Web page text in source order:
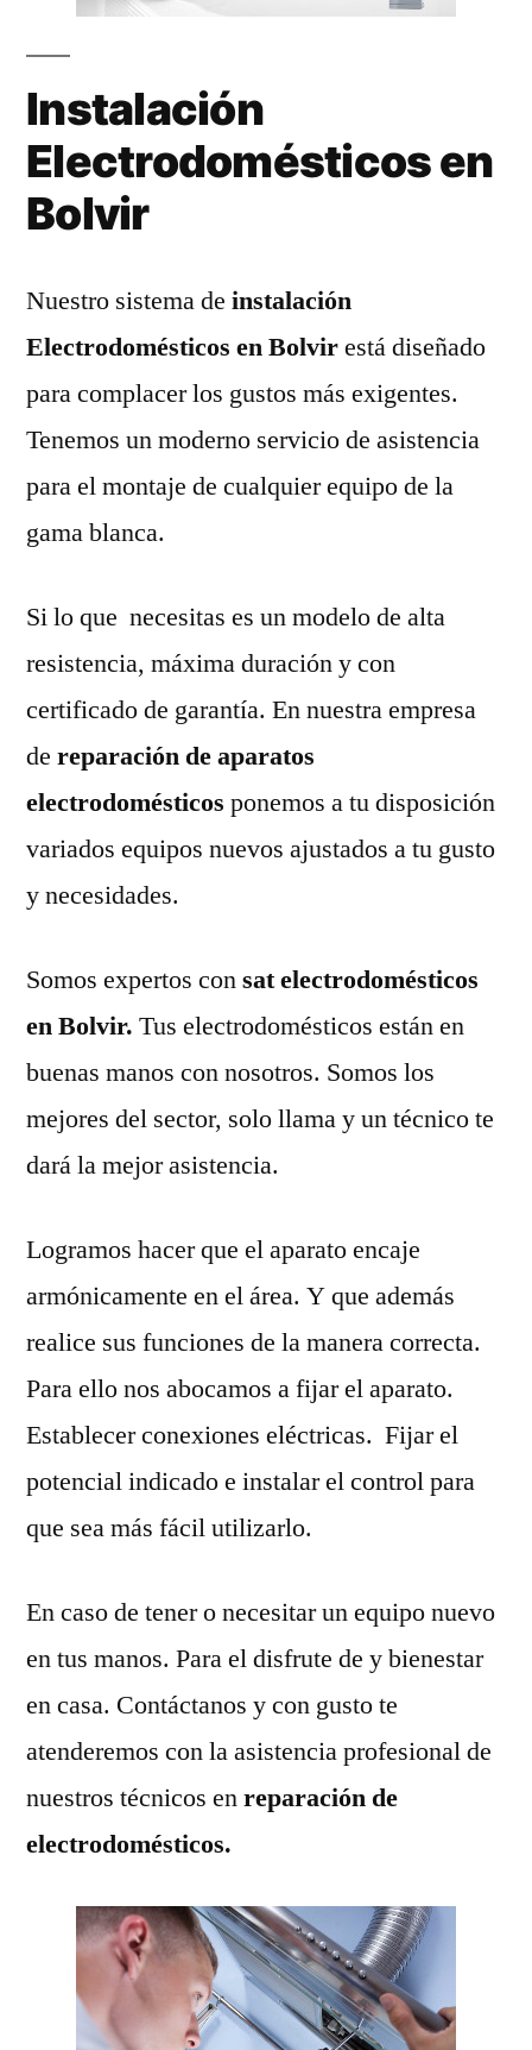
Instalación
Electrodomésticos en
Bolvir
Nuestro sistema de instalación
Electrodomésticos en Bolvirestá diseñado
para complacer los gustos más exigentes.
Tenemos un moderno servicio de asistencia
para el montaje de cualquier equipo de la
gama blanca.
Si lo que necesitas es un modelo de alta
resistencia, máxima duración y con
certificado de garantía. En nuestra empresa
de reparación de aparatos
electrodomésticos ponemos a tu disposición
variados equipos nuevos ajustados a tu gusto
y necesidades.
Somos expertos consat electrodomésticos
en Bolvir. Tus electrodomésticos están en
buenas manos con nosotros. Somos los
mejores del sector, solo llama y un técnico te
dará la mejor asistencia.
Logramos hacer que el aparato encaje
armónicamente en el área. Y que además
realice sus funciones de la manera correcta.
Para ello nos abocamos a fijar el aparato.
Establecer conexiones eléctricas. Fijar el
potencial indicado e instalar el control para
que sea más fácil utilizarlo.
En caso de tener o necesitar un equipo nuevo
en tus manos. Para el disfrute de y bienestar
en casa. Contáctanos y con gusto te
atenderemos con la asistencia profesional de
nuestros técnicos enreparación de
electrodomésticos.